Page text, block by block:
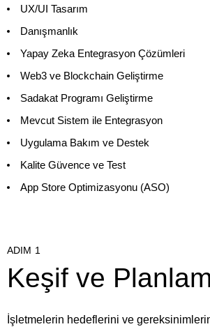
UX/UI Tasarım
Danışmanlık
Yapay Zeka Entegrasyon Çözümleri
Web3 ve Blockchain Geliştirme
Sadakat Programı Geliştirme
Mevcut Sistem ile Entegrasyon
Uygulama Bakım ve Destek
Kalite Güvence ve Test
App Store Optimizasyonu (ASO)
ADIM 1
Keşif ve
İşletmelerin hedeflerini ve